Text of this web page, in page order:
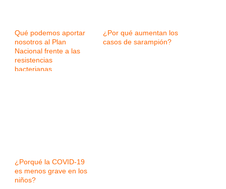
Qué podemos aportar
nosotros al Plan
Nacional frente a las
resistencias
bacterianas
¿Por qué aumentan los
casos de sarampión?
¿Porqué la COVID-19
es menos grave en los
niños?